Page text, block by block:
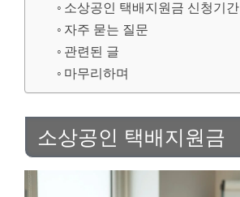
소상공인 택배지원금 신청기간
자주 묻는 질문
관련된 글
마무리하며
소상공인 택배지원금